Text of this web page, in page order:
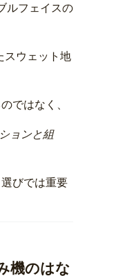
ルフェイスの
ウェット地
ではなく、
ョンと組
びでは重要
機のはな